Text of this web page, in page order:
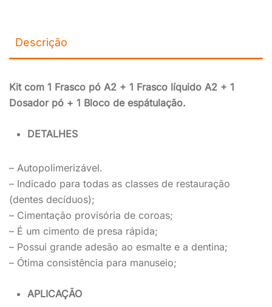
Descrição
Kit com 1 Frasco pó A2 + 1 Frasco líquido A2 + 1
Dosador pó + 1 Bloco de espátulação.
DETALHES
– Autopolimerizável.
– Indicado para todas as classes de restauração
(dentes decíduos);
– Cimentação provisória de coroas;
– É um cimento de presa rápida;
– Possui grande adesão ao esmalte e a dentina;
– Ótima consistência para manuseio;
APLICAÇÃO